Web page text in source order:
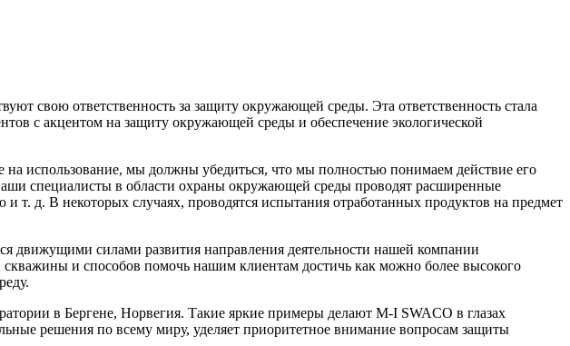
свою ответственность за защиту окружающей среды. Эта ответственность стала
с акцентом на защиту окружающей среды и обеспечение экологической
на использование, мы должны убедиться, что мы полностью понимаем действие его
специалисты в области охраны окружающей среды проводят расширенные
и т. д. В некоторых случаях, проводятся испытания отработанных продуктов на предмет
движущими силами развития направления деятельности нашей компании
и способов помочь нашим клиентам достичь как можно более высокого
в Бергене, Норвегия. Такие яркие примеры делают M-I SWACO в глазах
решения по всему миру, уделяет приоритетное внимание вопросам защиты